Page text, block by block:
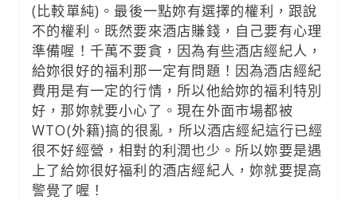
(比較單純)。最後一點妳有選擇的權利，跟說
不的權利。既然要來酒店賺錢，自己要有心理
準備喔！千萬不要貪，因為有些酒店經紀人，
給妳很好的福利那一定有問題！因為酒店經紀
費用是有一定的行情，所以他給妳的福利特別
好，那妳就要小心了。現在外面市場都被
WTO(外籍)搞的很亂，所以酒店經紀這行已經
很不好經營，相對的利潤也少。所以妳要是遇
上了給妳很好福利的酒店經紀人，妳就要提高
警覺了喔！